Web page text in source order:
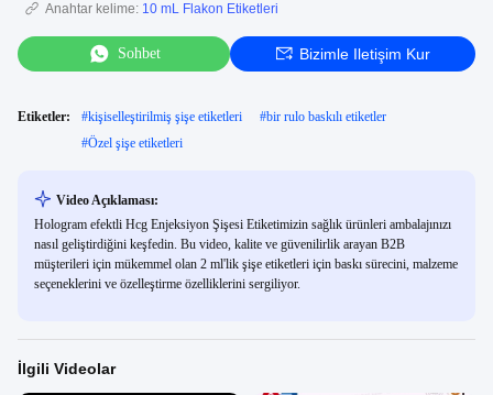
Anahtar kelime: 10 mL Flakon Etiketleri
Sohbet Bizimle Iletişim Kur
Etiketler: #kişiselleştirilmiş şişe etiketleri #bir rulo baskılı etiketler
#Özel şişe etiketleri
Video Açıklaması:
Hologram efektli Hcg Enjeksiyon Şişesi Etiketimizin sağlık ürünleri ambalajınızı
nasıl geliştirdiğini keşfedin. Bu video, kalite ve güvenilirlik arayan B2B
müşterileri için mükemmel olan 2 ml'lik şişe etiketleri için baskı sürecini, malzeme
seçeneklerini ve özelleştirme özelliklerini sergiliyor.
İlgili Videolar